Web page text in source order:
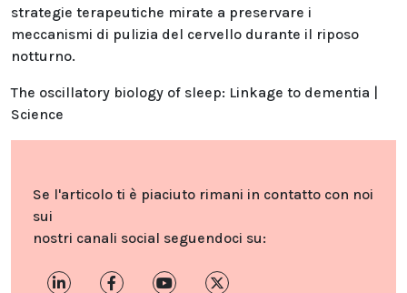
strategie terapeutiche mirate a preservare i
meccanismi di pulizia del cervello durante il riposo
notturno.
The oscillatory biology of sleep: Linkage to dementia |
Science
Se l'articolo ti è piaciuto rimani in contatto con noi
sui
nostri canali social seguendoci su: